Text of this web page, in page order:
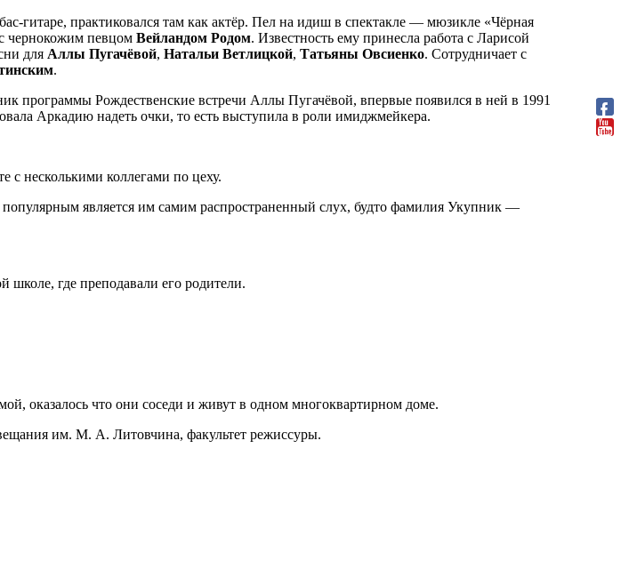
гитаре, практиковался там как актёр. Пел на идиш в спектакле — мюзикле «Чёрная
чернокожим певцом Вейландом Родом. Известность ему принесла работа с Ларисой
для Аллы Пугачёвой, Натальи Ветлицкой, Татьяны Овсиенко. Сотрудничает с
.
программы Рождественские встречи Аллы Пугачёвой, впервые появился в ней в 1991
Аркадию надеть очки, то есть выступила в роли имиджмейкера.
с несколькими коллегами по цеху.
является им самим распространенный слух, будто фамилия Укупник —
школе, где преподавали его родители.
оказалось что они соседи и живут в одном многоквартирном доме.
им. М. А. Литовчина, факультет режиссуры.